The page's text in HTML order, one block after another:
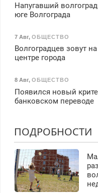
Напугавший
юге Волгограда
7 Авг, ОБЩЕСТВО
Волгоградцев зовут
центре города
8 Авг, ОБЩЕСТВО
Появился новый
банковском переводе
ПОДРОБНОСТИ